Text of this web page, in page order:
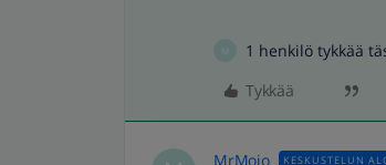
M
1 henkilö tykkää
Tykkää
MrMojo KESKUSTELUN